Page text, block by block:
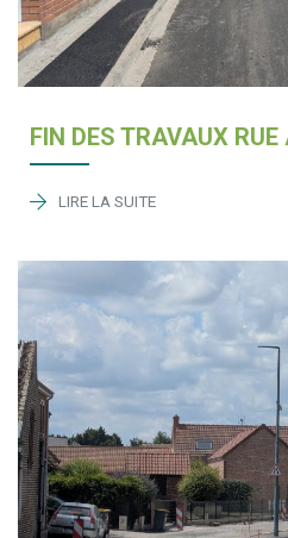
FIN DES TRAVAUX
LIRE LA SUITE